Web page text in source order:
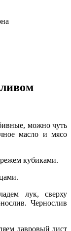
можно чуть
масло и мясо
кубиками.
лук, сверху
Чернослив
лавровый лист